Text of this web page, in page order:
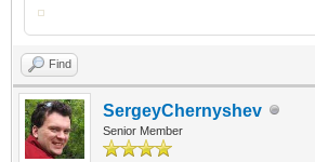
Find
SergeyChernyshev
Senior Member